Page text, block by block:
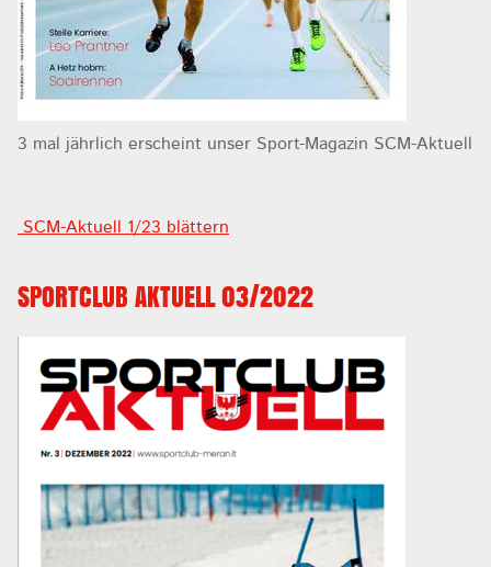
3 mal jährlich erscheint unser Sport-Magazin SCM-Aktuell
SCM-Aktuell 1/23 blättern
SPORTCLUB AKTUELL 03/2022